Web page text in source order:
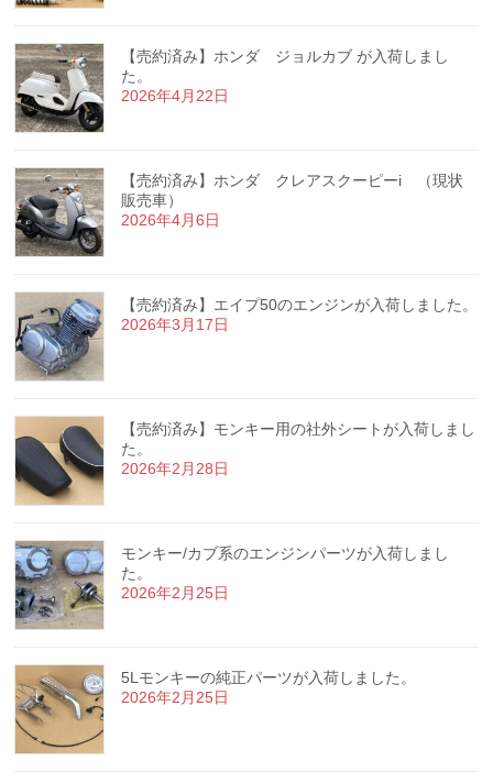
【売約済み】ホンダ ジョルカブ が入荷しまし
た。
2026年4月22日
【売約済み】ホンダ クレアスクーピーi （現状
販売車）
2026年4月6日
【売約済み】エイプ50のエンジンが入荷しました。
2026年3月17日
【売約済み】モンキー用の社外シートが入荷しまし
た。
2026年2月28日
モンキー/カブ系のエンジンパーツが入荷しまし
た。
2026年2月25日
5Lモンキーの純正パーツが入荷しました。
2026年2月25日